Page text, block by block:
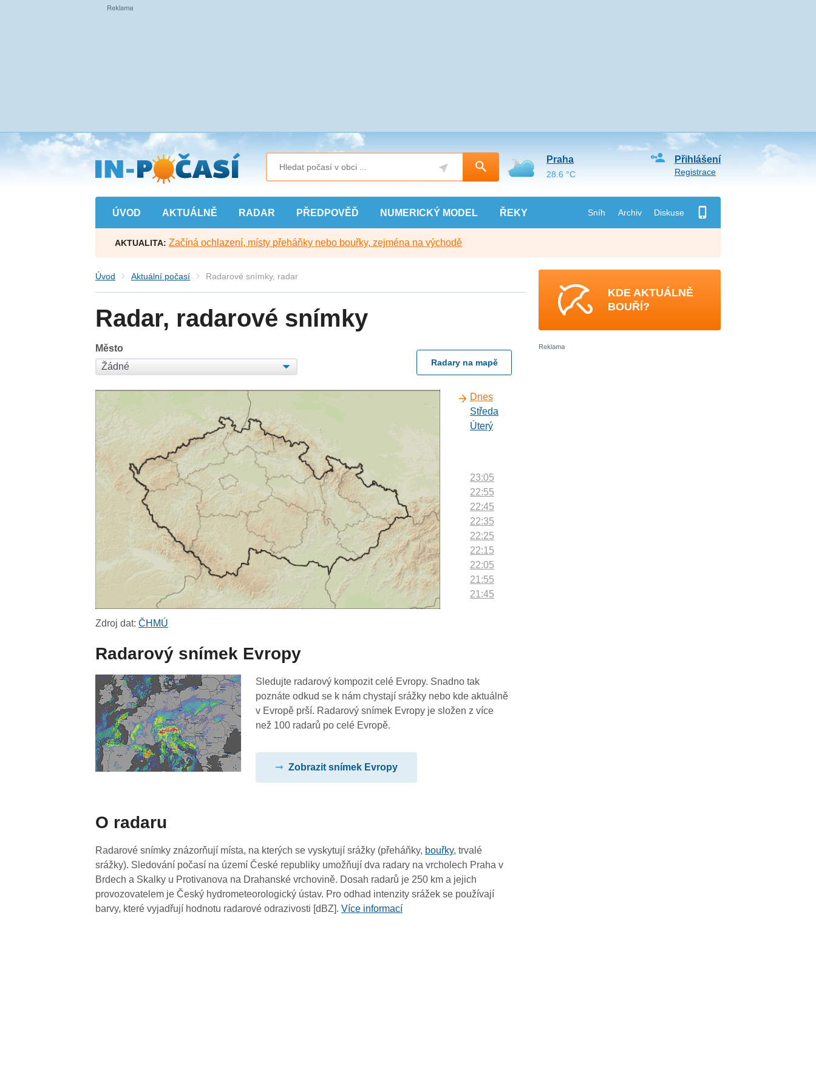
Přejít
na
hlavní
obsah
ÚVOD AKTUÁLNĚ RADAR PŘEDPOVĚĎ NUMERICKÝ MODEL ŘEKY Sníh Archiv Diskuse
Přihlášení
Registrace
Praha
28.6 °C
AKTUALITA: Začíná ochlazení, místy přeháňky nebo bouřky, zejména na východě
Úvod Aktuální počasí Radarové snímky, radar
Radar, radarové snímky
Město
Radary na mapě
Dnes
Středa
Úterý
23:05
22:55
22:45
22:35
22:25
22:15
22:05
21:55
21:45
20:45
20:35
20:25
18:45
18:35
18:25
18:15
Zdroj dat:ČHMÚ
Radarový snímek Evropy
Sledujte radarový kompozit celé Evropy. Snadno tak
poznáte odkud se k nám chystají srážky nebo kde aktuálně
v Evropě prší. Radarový snímek Evropy je složen z více
než 100 radarů po celé Evropě.
Zobrazit snímek Evropy
O radaru
Radarové snímky znázorňují místa, na kterých se vyskytují srážky (přeháňky, bouřky, trvalé
srážky). Sledování počasí na území České republiky umožňují dva radary na vrcholech Praha v
Brdech a Skalky u Protivanova na Drahanské vrchovině. Dosah radarů je 250 km a jejich
provozovatelem je Český hydrometeorologický ústav. Pro odhad intenzity srážek se používají
barvy, které vyjadřují hodnotu radarové odrazivosti [dBZ].Více informací
KDE AKTUÁLNĚ
BOUŘÍ?